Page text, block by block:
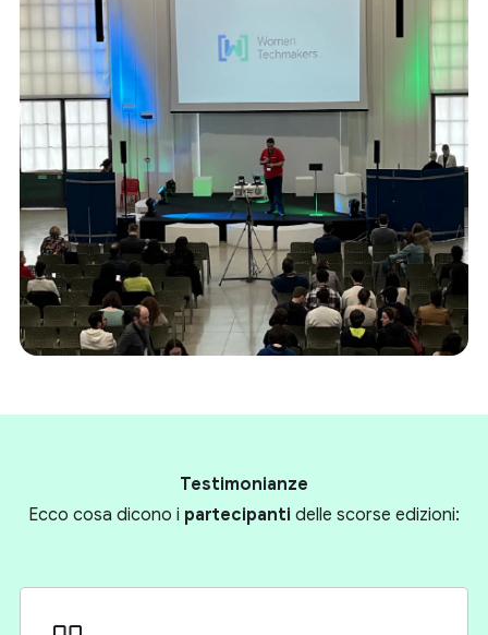
Testimonianze
Ecco cosa dicono i partecipanti delle scorse edizioni: